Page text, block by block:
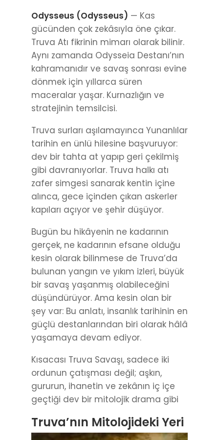
Odysseus (Odysseus) — Kas
gücünden çok zekâsıyla öne çıkar.
Truva Atı fikrinin mimarı olarak bilinir.
Aynı zamanda Odysseia Destanı’nın
kahramanıdır ve savaş sonrası evine
dönmek için yıllarca süren
maceralar yaşar. Kurnazlığın ve
stratejinin temsilcisi.
Truva surları aşılamayınca Yunanlılar
tarihin en ünlü hilesine başvuruyor:
dev bir tahta at yapıp geri çekilmiş
gibi davranıyorlar. Truva halkı atı
zafer simgesi sanarak kentin içine
alınca, gece içinden çıkan askerler
kapıları açıyor ve şehir düşüyor.
Bugün bu hikâyenin ne kadarının
gerçek, ne kadarının efsane olduğu
kesin olarak bilinmese de Truva’da
bulunan yangın ve yıkım izleri, büyük
bir savaş yaşanmış olabileceğini
düşündürüyor. Ama kesin olan bir
şey var: Bu anlatı, insanlık tarihinin en
güçlü destanlarından biri olarak hâlâ
yaşamaya devam ediyor.
Kısacası Truva Savaşı, sadece iki
ordunun çatışması değil; aşkın,
gururun, ihanetin ve zekânın iç içe
geçtiği dev bir mitolojik drama gibi
Truva’nın Mitolojideki Yeri